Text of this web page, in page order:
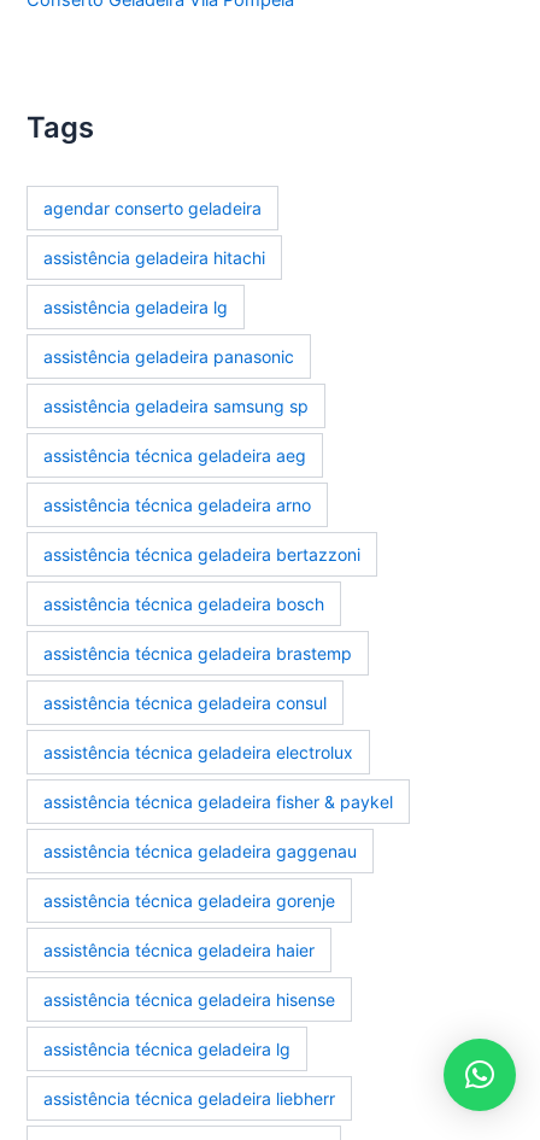
Tags
agendar conserto geladeira
assistência geladeira hitachi
assistência geladeira lg
assistência geladeira panasonic
assistência geladeira samsung sp
assistência técnica geladeira aeg
assistência técnica geladeira arno
assistência técnica geladeira bertazzoni
assistência técnica geladeira bosch
assistência técnica geladeira brastemp
assistência técnica geladeira consul
assistência técnica geladeira electrolux
assistência técnica geladeira fisher & paykel
assistência técnica geladeira gaggenau
assistência técnica geladeira gorenje
assistência técnica geladeira haier
assistência técnica geladeira hisense
assistência técnica geladeira lg
assistência técnica geladeira liebherr